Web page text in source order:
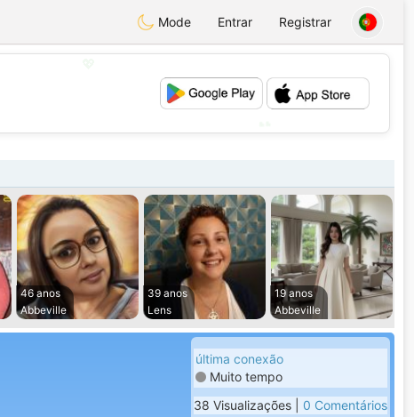
Mode Entrar Registrar
💕
46 anos
Abbeville
39 anos
Lens
19 anos
Abbeville
última conexão
Muito tempo
38 Visualizações | 0 Comentários